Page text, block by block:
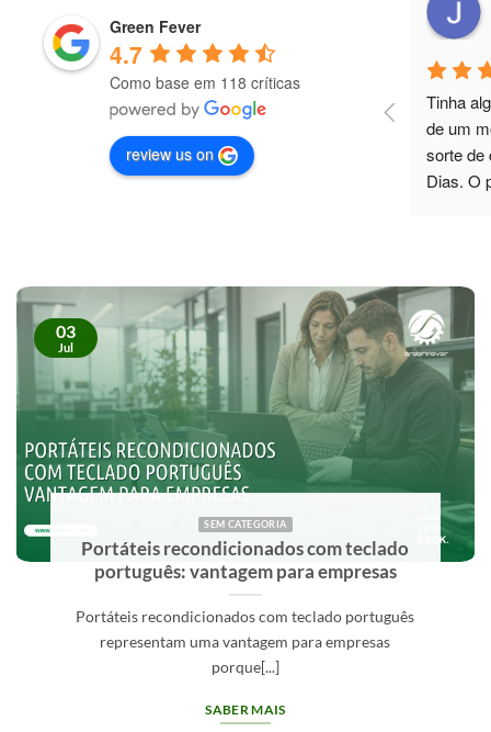
Green Fever
4.7
Como base em 118 críticas
review us on
a year ago
Tinha algumas dúvidas sobre a escolha
sorte de contar com a ajuda do Paulo
Dias. O profissionalismo, paciência e
monitor de excelente qualidade, que
superou as minhas expectativas. No
futuro, sei exatamente a quem recorrer.
Recomendo vivamente!
Pos-
preciso.
SEM CATEGORIA
Portáteis recondicionados com teclado
português: vantagem para empresas
Portáteis recondicionados com teclado português
representam uma vantagem para empresas
porque[...]
SABER MAIS
03
Jul